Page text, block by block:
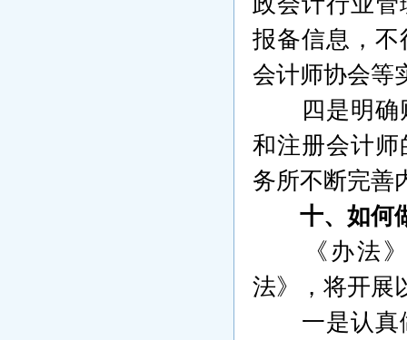
报备信息，
会计师协会等
四是明确
和注册会计
务所不断完善
十、如何
《办法
法》，将开展
一是认真